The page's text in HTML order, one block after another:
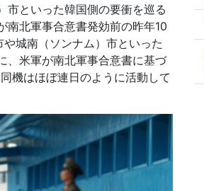
市といった韓国側の要衝を巡る
南北軍事合意書発効前の昨年10
城南（ソンナム）市といった
、米軍が南北軍事合意書に基づ
機はほぼ連日のように活動して